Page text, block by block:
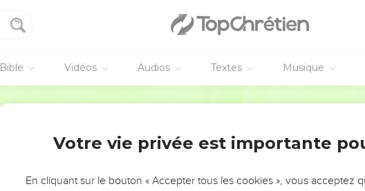
Bible Vidéos Audios Textes Musique
L’ÉVÉNEMENT DE L’ANNÉE !
VOUS ÉVITER LES VOTRES ?
Votre vie privée est importante
En cliquant sur le bouton « Accepter tous les cookies », vous acceptez